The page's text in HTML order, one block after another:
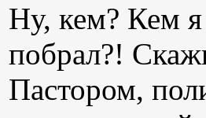
Ну, кем? Кем я
побрал?!
Пастором,